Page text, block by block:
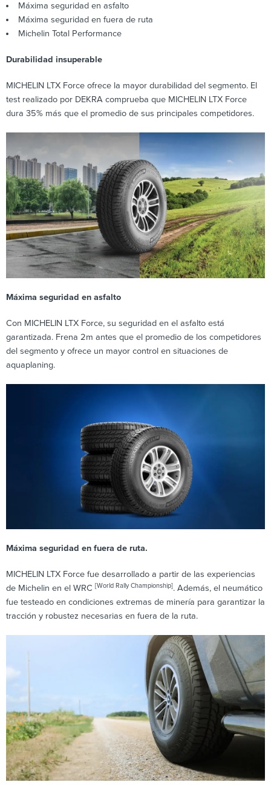
Máxima seguridad en asfalto
Máxima seguridad en fuera de ruta
Michelin Total Performance
Durabilidad insuperable
MICHELIN LTX Force ofrece la mayor durabilidad del segmento. El
test realizado por DEKRA comprueba que MICHELIN LTX Force
dura 35% más que el promedio de sus principales competidores.
Máxima seguridad en asfalto
Con MICHELIN LTX Force, su seguridad en el asfalto está
garantizada. Frena 2m antes que el promedio de los competidores
del segmento y ofrece un mayor control en situaciones de
aquaplaning.
Máxima seguridad en fuera de ruta.
MICHELIN LTX Force fue desarrollado a partir de las experiencias
de Michelin en el WRC [World Rally Championship]. Además, el neumático
fue testeado en condiciones extremas de minería para garantizar la
tracción y robustez necesarias en fuera de la ruta.